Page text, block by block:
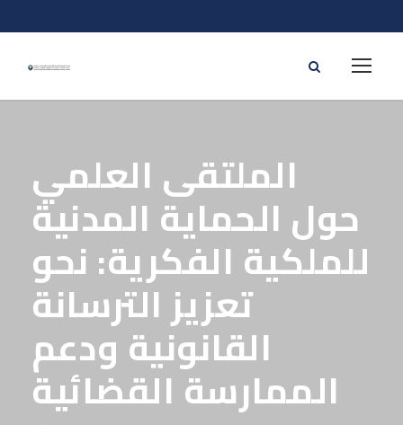
الملتقى العلمي
حول الحماية المدنية
للملكية الفكرية: نحو
تعزيز الترسانة
القانونية ودعم
الممارسة القضائية